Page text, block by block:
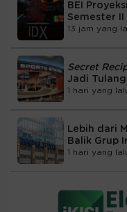
BEI
Semester II
13 jam yang
Secret
Jadi
1 hari yang
Lebih dari
Balik Grup
1 hari yang